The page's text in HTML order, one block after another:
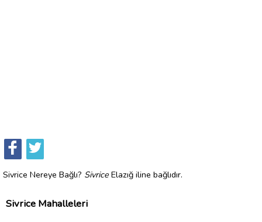
Sivrice Nereye Bağlı? Sivrice Elazığ iline bağlıdır.
Sivrice Mahalleleri